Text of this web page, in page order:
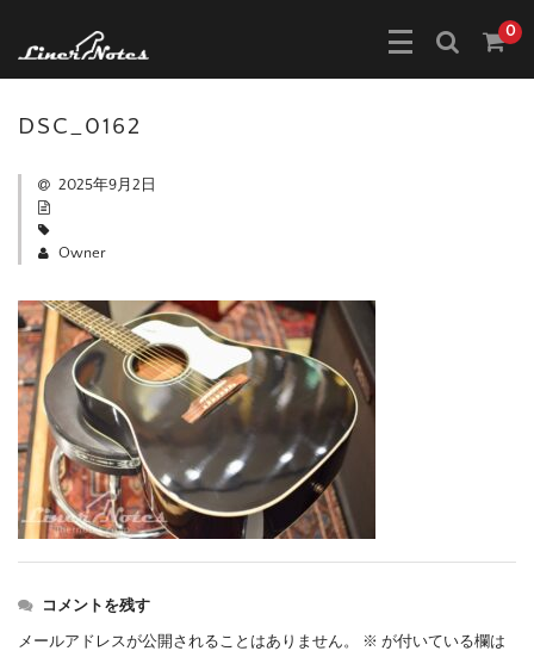
0
DSC_0162
2025年9月2日
Owner
コメントを残す
メールアドレスが公開されることはありません。 ※ が付いている欄は